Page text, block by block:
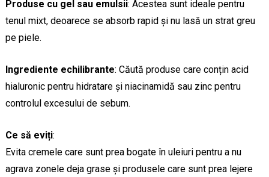
Produse cu gel sau emulsii: Acestea sunt ideale pentru
tenul mixt, deoarece se absorb rapid și nu lasă un strat greu
pe piele.
Ingrediente echilibrante: Căută produse care conțin acid
hialuronic pentru hidratare și niacinamidă sau zinc pentru
controlul excesului de sebum.
Ce să eviți:
Evita cremele care sunt prea bogate în uleiuri pentru a nu
agrava zonele deja grase și produsele care sunt prea lejere